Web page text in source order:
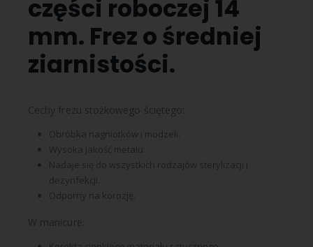
części roboczej 14
mm. Frez o średniej
ziarnistości.
Cechy frezu stożkowego ściętego:
Obróbka nagniotków i modzeli.
Wysoka jakość metalu.
Nadaje się do wszystkich rodzajów sterylizacji i
dezynfekcji.
Odporny na korozję.
W manicure: